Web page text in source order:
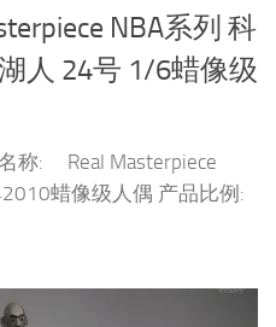
NBA系列 科
人 24号 1/6蜡像级
称: Real Masterpiece
蜡像级人偶 产品比例: